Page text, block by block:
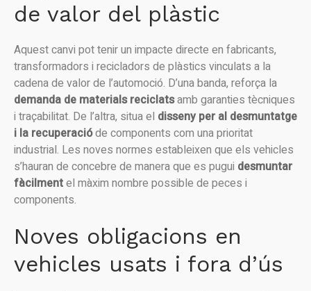
de valor del plàstic
Aquest canvi pot tenir un impacte directe en fabricants,
transformadors i recicladors de plàstics vinculats a la
cadena de valor de l’automoció. D’una banda, reforça la
demanda de materials reciclatsamb garanties tècniques
i traçabilitat. De l’altra, situa el disseny per al desmuntatge
i la recuperacióde components com una prioritat
industrial. Les noves normes estableixen que els vehicles
s’hauran de concebre de manera que es pugui desmuntar
fàcilmentel màxim nombre possible de peces i
components.
Noves obligacions en
vehicles usats i fora d’ús